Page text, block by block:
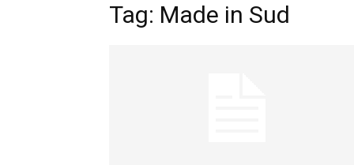
Tag: Made in Sud